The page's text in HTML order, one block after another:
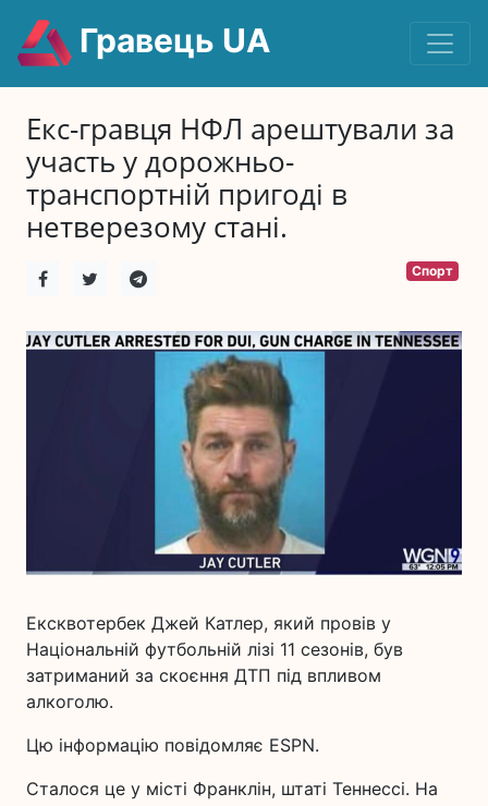
Гравець UA
Екс-гравця НФЛ арештували за
участь у дорожньо-
транспортній пригоді в
нетверезому стані.
Спорт
Ексквотербек Джей Катлер, який провів у
Національній футбольній лізі 11 сезонів, був
затриманий за скоєння ДТП під впливом
алкоголю.
Цю інформацію повідомляє ESPN.
Сталося це у місті Франклін, штаті Теннессі. На